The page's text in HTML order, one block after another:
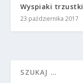
Wyspiaki trzustki
23 października 2017